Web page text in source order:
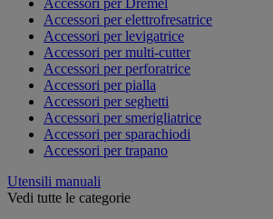
Accessori per elettrofresatrice
Accessori per levigatrice
Accessori per multi-cutter
Accessori per perforatrice
Accessori per pialla
Accessori per seghetti
Accessori per smerigliatrice
Accessori per sparachiodi
Accessori per trapano
Utensili manuali
Vedi tutte le categorie